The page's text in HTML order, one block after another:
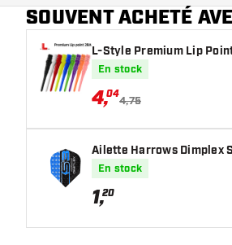
SOUVENT ACHETÉ
L-Style Premium Lip
En stock
4,04
4,75
Ailette Harrows Dimplex
En stock
1,20